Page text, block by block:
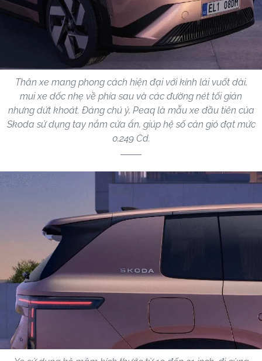
Thân xe mang phong cách hiện đại với kính lái vuốt dài,
mui xe dốc nhẹ về phía sau và các đường nét tối giản
nhưng dứt khoát. Đáng chú ý, Peaq là mẫu xe đầu tiên của
Skoda sử dụng tay nắm cửa ẩn, giúp hệ số cản gió đạt mức
0,249 Cd.